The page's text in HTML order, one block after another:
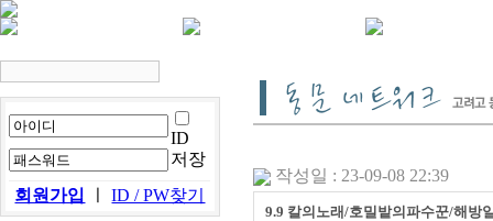
ID
저장
회원가입
ㅣID / PW찾기
작성일 : 23-09-08 22:39
9.9 칼의노래/호밀밭의파수꾼/해방